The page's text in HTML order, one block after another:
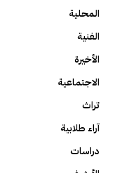
المحلية
الفنية
الأخيرة
الاجتماعية
تراث
آراء طلابية
دراسات